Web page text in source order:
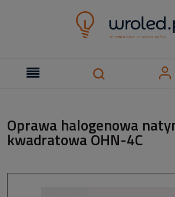
Oprawa halogenowa
kwadratowa OHN-4C